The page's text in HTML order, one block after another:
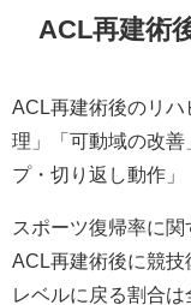
ACL再建術
ACL再建術後のリ
理」「可動域の改
プ・切り返し動作」
スポーツ復帰率に関
ACL再建術後に競
レベルに戻る割合